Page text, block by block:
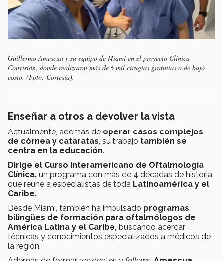
Guillermo Amescua y su equipo de Miami en el proyecto Clínica
Convisión, donde realizaron más de 6 mil cirugías gratuitas o de bajo
costo. (Foto: Cortesía).
Enseñar a otros a devolver la vista
Actualmente, además de operar casos complejos
de córnea y cataratas, su trabajo también se
centra en la educación.
Dirige el Curso Interamericano de Oftalmología
Clínica, un programa con más de 4 décadas de historia
que reúne a especialistas de toda Latinoamérica y el
Caribe.
Desde Miami, también ha impulsado programas
bilingües de formación para oftalmólogos de
América Latina y el Caribe, buscando acercar
técnicas y conocimientos especializados a médicos de
la región.